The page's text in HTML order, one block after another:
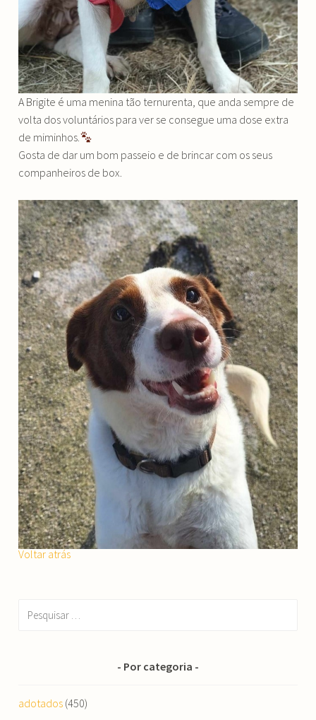
A Brigite é uma menina tão ternurenta, que anda sempre de
volta dos voluntários para ver se consegue uma dose extra
de miminhos.
Gosta de dar um bom passeio e de brincar com os seus
companheiros de box.
Voltar atrás
Por categoria
adotados (450)